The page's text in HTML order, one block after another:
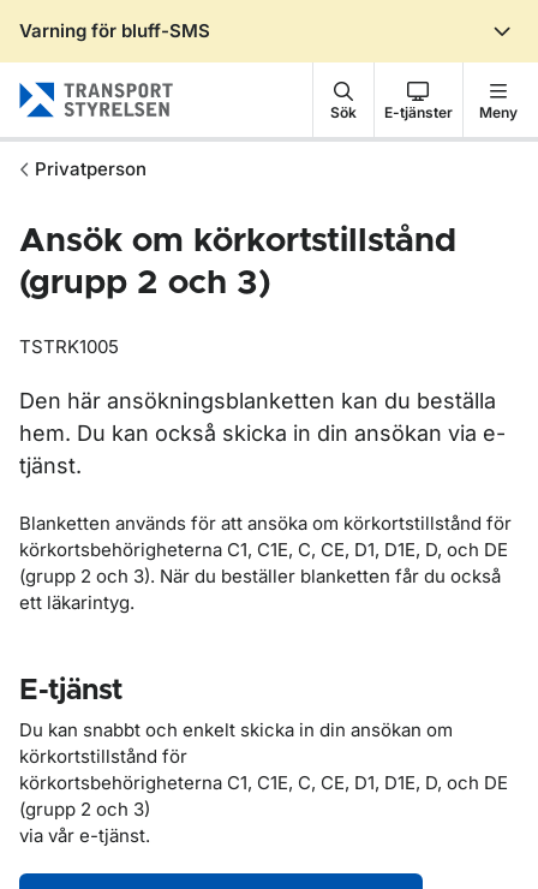
Varning för bluff-SMS
Sök E-tjänster Meny
Privatperson
Ansök om körkortstillstånd
(grupp 2 och 3)
TSTRK1005
Den här ansökningsblanketten kan du beställa
hem. Du kan också skicka in din ansökan via e-
tjänst.
Blanketten används för att ansöka om körkortstillstånd för
körkortsbehörigheterna C1, C1E, C, CE, D1, D1E, D, och DE
(grupp 2 och 3). När du beställer blanketten får du också
ett läkarintyg.
E-tjänst
Du kan snabbt och enkelt skicka in din ansökan om
körkortstillstånd för
körkortsbehörigheterna C1, C1E, C, CE, D1, D1E, D, och DE
(grupp 2 och 3)
via vår e-tjänst.